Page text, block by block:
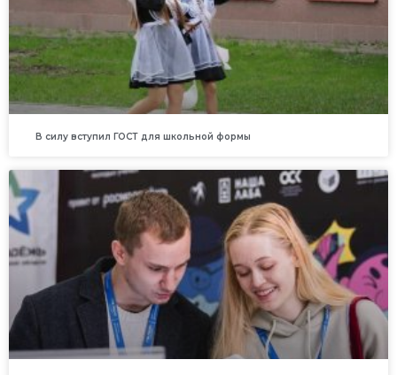
В силу вступил ГОСТ для школьной формы